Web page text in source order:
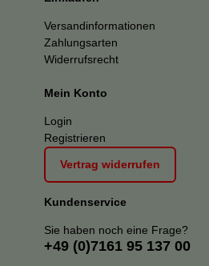
Versandinformationen
Zahlungsarten
Widerrufsrecht
Mein Konto
Login
Registrieren
Vertrag widerrufen
Kundenservice
Sie haben noch eine Frage?
+49 (0)7161 95 137 00